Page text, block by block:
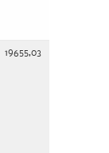
19655,03